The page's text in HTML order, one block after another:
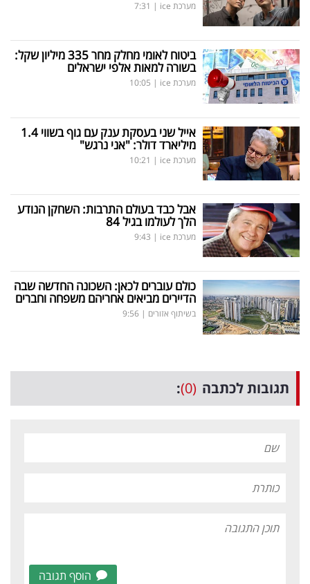
מערכת ice |
7:31
ביטוח לאומי מחלק מחר 335 מיליון שקל:
בשורה למאות אלפי ישראלים
מערכת ice |
10:05
אייל שני בעסקת ענק עם גוף בשווי 1.4
מיליארד דולר: "אני נרגש"
מערכת ice |
10:21
אבל כבד בעולם התרבות: השחקן הנודע
הלך לעולמו בגיל 84
מערכת ice |
9:43
כולם עוברים לכאן: השכונה החדשה שבה
הדיירים מביאים אחריהם משפחה וחברים
בשיתוף אזורים |
9:56
תגובות לכתבה (0)
:
הוסף תגובה